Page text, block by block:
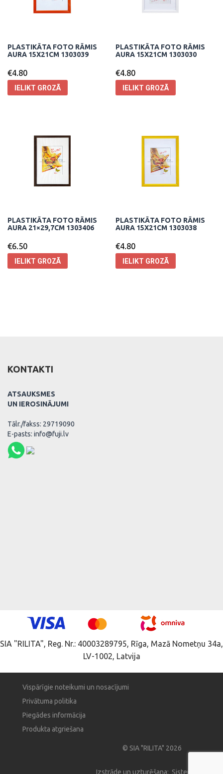
PLASTIKĀTA FOTO RĀMIS
AURA 15X21CM 1303039
€4.80
IELIKT GROZĀ
PLASTIKĀTA FOTO RĀMIS
AURA 15X21CM 1303030
€4.80
IELIKT GROZĀ
PLASTIKĀTA FOTO RĀMIS
AURA 21×29,7CM 1303406
€6.50
IELIKT GROZĀ
PLASTIKĀTA FOTO RĀMIS
AURA 15X21CM 1303038
€4.80
IELIKT GROZĀ
KONTAKTI
ATSAUKSMES
UN IEROSINĀJUMI
Tālr./fakss: 29719090
E-pasts: info@fuji.lv
SIA "RILITA", Reg. Nr.: 40003289795, Rīga, Mazā Nometņu 34a,
LV-1002, Latvija
Vispārīgie noteikumi un nosacījumi
Privātuma politika
Piegādes informācija
Produkta atgriešana
© SIA "RILITA" 2026
Izstrāde un uzturēšana: Sistema Pro